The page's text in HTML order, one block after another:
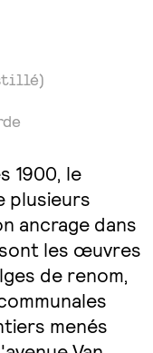
1900, le
plusieurs
ancrage dans
les œuvres
de renom,
menés